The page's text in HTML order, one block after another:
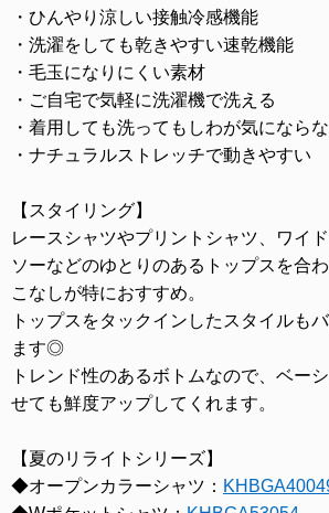
・ひんやり涼しい接触冷感機能
・洗濯をしても乾きやすい速乾機能
・毛玉になりにくい素材
・ご自宅で気軽に洗濯機で洗える
・着用しても洗ってもしわが気になら
・ナチュラルストレッチで動きやすい
【スタイリング】
レースシャツやプリントシャツ、ワイ
ソーなどのゆとりのあるトップスを合
こなしが特におすすめ。
トップスをタックインしたスタイルも
ます◎
トレンド性のあるボトムなので、ベー
せても鮮度アップしてくれます。
【夏のリライトシリーズ】
◆オープンカラーシャツ：